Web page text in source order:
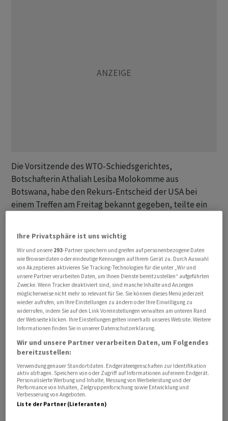
Die Vorsitzende des WTO-Schiedsgerichtes,
Botschafterin Athaliah Lesiba Molokomme aus
Botswana, habe den Rekurs-Entscheid der USA bei
einem Treffen am Freitag bekannt gegeben, teilte ein
Nicht funktionsfähig
Mit ihrem Entscheid sehen sich die USA nun aber mit
einem institutionellen Problem konfrontiert. Denn die
Berufungsinstanz der WTO ist nicht mehr
funktionsfähig, seit Trump die Ernennung der Richter
blockierte - eine Massnahme, die vom aktuellen
Präsidenten Joe Biden mitgetragen wird.
Im Juni des letzten Jahres verpflichteten sich die
Mitgliedstaaten auf der Ministerkonferenz in Genf zwar,
bis 2024 ein funktionierendes System
wiederherzustellen. Bis dahin wird der Rekurs aber
Ihre Privatsphäre ist uns wichtig
Wir und unsere 293-Partner speichern und greifen auf personenbezogene Daten
wie Browserdaten oder eindeutige Kennungen auf Ihrem Gerät zu. Durch Auswahl
von Akzeptieren aktivieren Sie Tracking-Technologien für die unter „Wir und
unsere Partner verarbeiten Daten, um Ihnen Dienste bereitzustellen“ aufgeführten
Zwecke. Wenn Tracker deaktiviert sind, sind manche Inhalte und Anzeigen
möglicherweise nicht mehr so relevant für Sie. Sie können dieses Menü jederzeit
wieder aufrufen, um Ihre Einstellungen zu ändern oder Ihre Einwilligung zu
widerrufen, indem Sie auf den Link Voreinstellungen verwalten am unteren Rand
der Webseite klicken. Ihre Einstellungen gelten innerhalb unseres Website. Weitere
Informationen finden Sie in unserer Datenschutzerklärung.
Wir und unsere Partner verarbeiten Daten, um Folgendes
bereitzustellen:
Verwendung genauer Standortdaten. Endgeräteeigenschaften zur Identifikation
aktiv abfragen. Speichern von oder Zugriff auf Informationen auf einem Endgerät.
Personalisierte Werbung und Inhalte, Messung von Werbeleistung und der
Performance von Inhalten, Zielgruppenforschung sowie Entwicklung und
Verbesserung von Angeboten.
Liste der Partner (Lieferanten)